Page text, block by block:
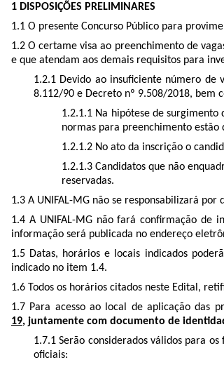
1 DISPOSIÇÕES PRELIMINARES
1.1 O presente Concurso Público para
1.2 O certame visa ao preenchimento de
e que atendam aos demais requisitos para
1.2.1 Devido ao insuficiente número de
8.112/90 e Decreto nº 9.508/2018, bem
1.2.1.1 Na hipótese de
normas para preenchimento estão
1.2.1.2 No ato da inscrição o
1.2.1.3 Candidatos que não
reservadas.
1.3 A UNIFAL-MG não se responsabilizará
1.4 A UNIFAL-MG não fará confirmação de
informação será publicada no endereço
1.5 Datas, horários e locais indicados
indicado no item 1.4.
1.6 Todos os horários citados neste Edital,
1.7 Para acesso ao local de aplicação das
19, juntamente com documento de
1.7.1 Serão considerados válidos para
oficiais: